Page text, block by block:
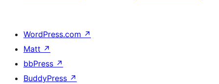
WordPress.com ↗
Matt ↗
bbPress ↗
BuddyPress ↗